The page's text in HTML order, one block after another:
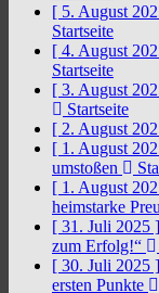
[ 5. August
Startseite
[ 4. August
Startseite
[ 3. August
Startseite
[ 2. August
[ 1. August
umstoßen
[ 1. August
heimstarke
[ 31. Juli 2025 ]
zum Erfolg!“
[ 30. Juli 2025 ]
ersten Punkte